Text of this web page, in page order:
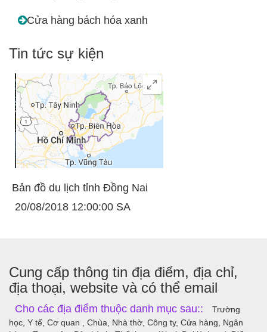
Cửa hàng bách hóa xanh
Tin tức sự kiện
Bản đồ du lịch tỉnh Đồng Nai
20/08/2018 12:00:00 SA
Cung cấp thông tin địa điểm, địa chỉ,
địa thoại, website và có thể email
Cho các địa điểm thuộc danh mục sau::
Trường
học, Y tế, Cơ quan , Chùa, Nhà thờ, Công ty, Cửa hàng, Ngân